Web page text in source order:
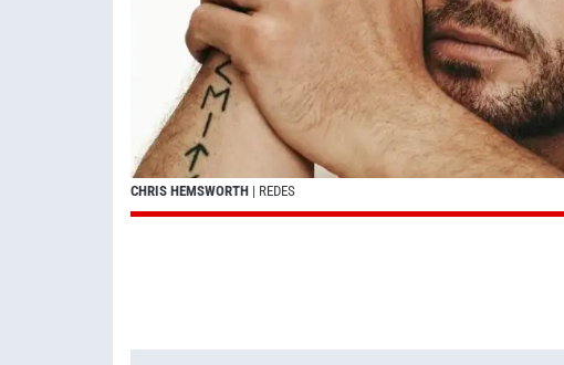
CHRIS HEMSWORTH | REDES